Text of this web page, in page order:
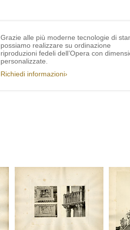
Grazie alle più moderne tecnologie di
possiamo realizzare su ordinazione
riproduzioni fedeli dell’Opera con
personalizzate.
Richiedi informazioni›